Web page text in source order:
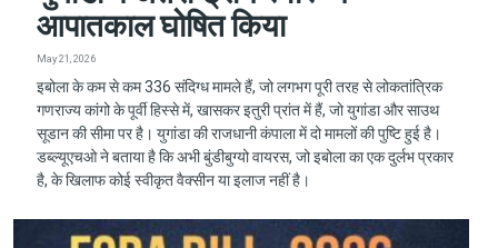
आपातकाल घोषित किया
May 21, 2026
इबोला के कम से कम 336 संदिग्ध मामले हैं, जो लगभग पूरी तरह से लोकतांत्रिक
गणराज्य कांगो के पूर्वी हिस्से में, खासकर इतुरी प्रांत में हैं, जो युगांडा और साउथ
सूडान की सीमा पर है। युगांडा की राजधानी कंपाला में दो मामलों की पुष्टि हुई है।
डब्ल्यूएचओ ने बताया है कि अभी बुंडीबुग्यो वायरस, जो इबोला का एक दुर्लभ प्रकार
है, के खिलाफ कोई स्वीकृत वैक्सीन या इलाज नहीं है।